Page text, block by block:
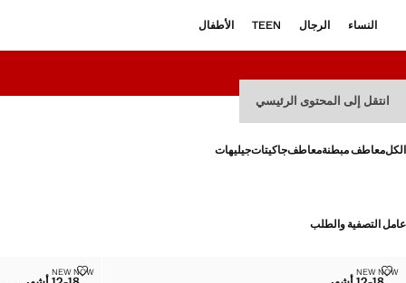
انتقل إلى المحتوى الرئيسي
النساء الرجال TEEN الأطفال
الكلمعاطف مبطنةمعاطفجاكيتاتجيليهات
عامل التصفية والطلب
المقاسات
NEW NOWمعطف شمعي
المقاسات
NEW NOWمعطف شمعي